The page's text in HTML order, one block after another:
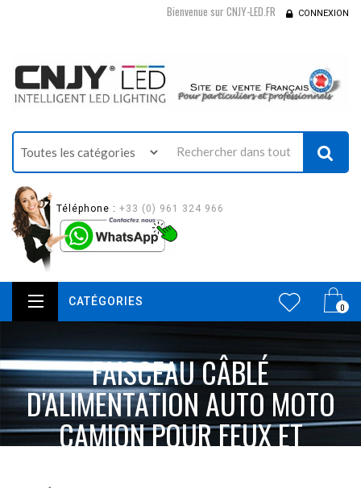
Bienvenue sur CNJY-LED.FR CONNEXION
Téléphone : +33 (0) 961 324 966
0
CATÉGORIES
FAISCEAU CÂBLÉ
D'ALIMENTATION AUTO MOTO
CAMION POUR FEUX ET